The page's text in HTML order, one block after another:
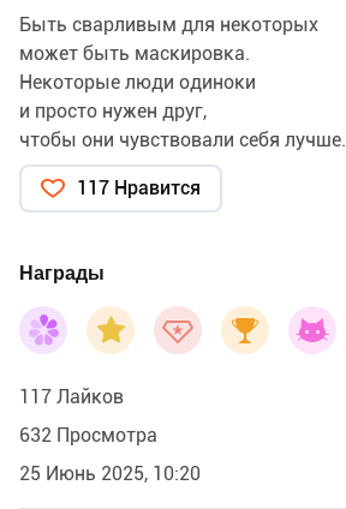
Быть сварливым для некоторых
может быть маскировка.
Некоторые люди одиноки
и просто нужен друг,
чтобы они чувствовали себя лучше.
117 Нравится
Награды
117 Лайков
632 Просмотра
25 Июнь 2025, 10:20